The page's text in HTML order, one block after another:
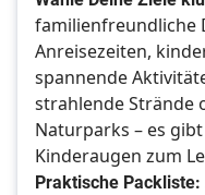
familienfreundliche
Anreisezeiten,
spannende
strahlende Strände
Naturparks – es
Kinderaugen zum
Praktische Packliste: